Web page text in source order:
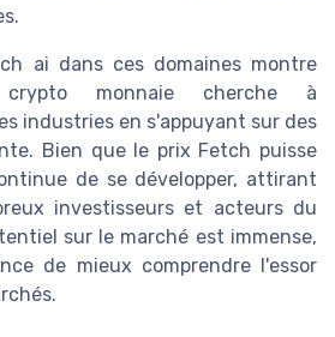
ai dans ces domaines montre
monnaie cherche à
industries en s'appuyant sur des
Bien que le prix Fetch puisse
de se développer, attirant
investisseurs et acteurs du
sur le marché est immense,
de mieux comprendre l'essor